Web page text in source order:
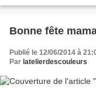
Bonne fête
Publié le 12/06/2014 à
Par latelierdescouleurs